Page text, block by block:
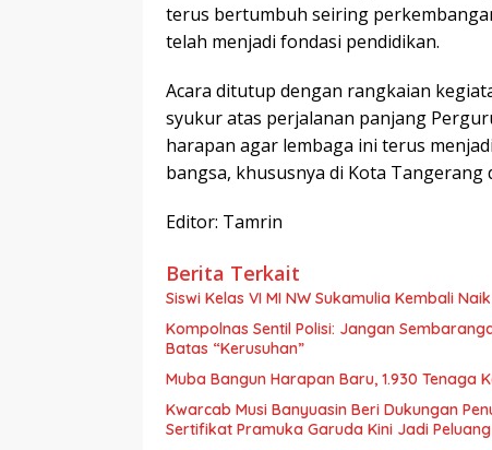
terus bertumbuh seiring
telah menjadi fondasi pendidikan.
Acara ditutup dengan rangkaian
syukur atas perjalanan panjang
harapan agar lembaga ini terus
bangsa, khususnya di Kota Tangerang
Editor: Tamrin
Berita Terkait
Siswi Kelas VI MI NW Sukamulia Kembali
Kompolnas Sentil Polisi: Jangan
Batas “Kerusuhan”
Muba Bangun Harapan Baru, 1.930 Tenaga
Kwarcab Musi Banyuasin Beri Dukungan
Sertifikat Pramuka Garuda Kini Jadi